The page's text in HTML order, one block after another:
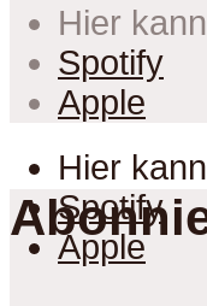
Hier
Spotify
Apple
Hier
Spotify
Apple